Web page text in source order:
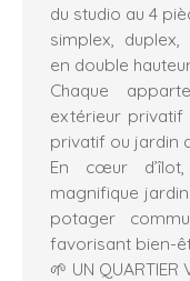
du studio au 4
simplex,
en double
Chaque
extérieur privatif
privatif ou jardin
En cœur
magnifique
potager
favorisant bien-
🌱 UN QUARTIER